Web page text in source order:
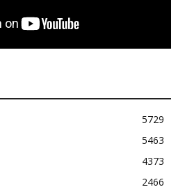
5729
5463
4373
2466